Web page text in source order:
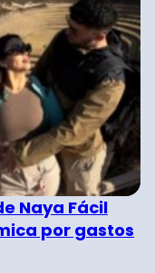
Naya Fácil
por gastos